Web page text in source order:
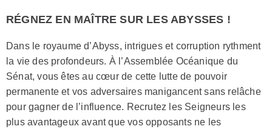
RÉGNEZ EN MAÎTRE SUR LES ABYSSES !
Dans le royaume d’Abyss, intrigues et corruption rythment
la vie des profondeurs. À l’Assemblée Océanique du
Sénat, vous êtes au cœur de cette lutte de pouvoir
permanente et vos adversaires manigancent sans relâche
pour gagner de l’influence. Recrutez les Seigneurs les
plus avantageux avant que vos opposants ne les